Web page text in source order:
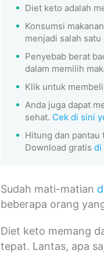
Diet keto adalah
Konsumsi
menjadi salah
Penyebab berat
dalam memilih
Klik untuk
Anda juga dapat
sehat. Cek di sini
Hitung dan pantau
Download gratisdi
Sudah mati-matian
beberapa orang
Diet keto memang
tepat. Lantas, apa